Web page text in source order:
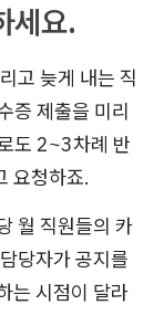
세요.
고 늦게 내는 직
증 제출을 미리
도 2~3차례 반
요청하죠.
월 직원들의 카
당자가 공지를
는 시점이 달라